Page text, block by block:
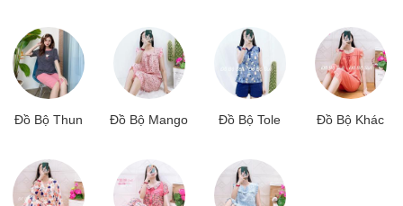
Đồ Bộ Thun Đồ Bộ Mango Đồ Bộ Tole Đồ Bộ Khác